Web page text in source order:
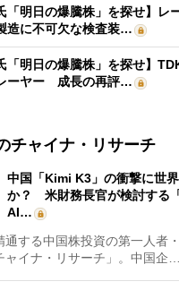
「明日の爆騰株」を探せ】レ
造に不可欠な検査装…
「明日の爆騰株」を探せ】
ーヤー 成長の再評…
チャイナ・リサーチ
中国「Kimi K3」の衝撃に世
か？ 米財務長官が検討する
AI…
する中国株投資の第一人者
ャイナ・リサーチ」。中国企…